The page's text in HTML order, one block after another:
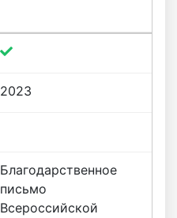
2023
Благодарственное
письмо
Всероссийской